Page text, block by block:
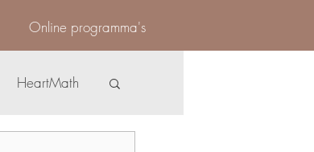
Inloggen
HeartMath
Online programma's